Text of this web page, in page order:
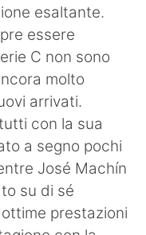
esaltante.
essere
C non sono
molto
arrivati.
con la sua
a segno pochi
José Machín
su di sé
prestazioni